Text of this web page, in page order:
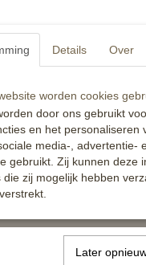
Details Over
worden cookies
door ons gebruikt
en het
media-, advertentie-
gebruikt. Zij kunnen deze
die zij mogelijk hebben
Later